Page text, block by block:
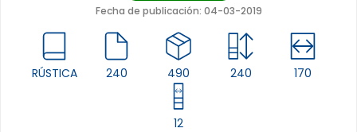
Fecha de publicación: 04-03-2019
RÚSTICA 240 490 240 170
12